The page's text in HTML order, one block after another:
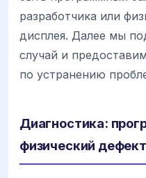
разработчика или
дисплея. Далее мы
случай и
по устранению
Диагностика:
физический дефект